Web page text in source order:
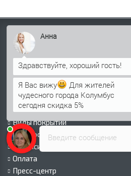
Информация
Палитра RAL
Информация о компании
Информация о доставке
Политика безопасности
Условия соглашения
Сертификаты
Виды покрытий
Как оформить заказ
Вакансии
Оплата
Пресс-центр
Введите сообщение
Анна
Я Вас вижу
Для жителей
чудесного города Колумбус
сегодня скидка 5%